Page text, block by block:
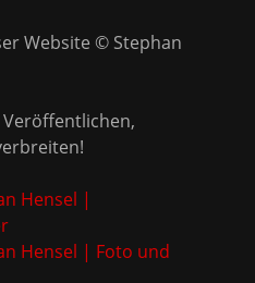
Website © Stephan
Hensel |
Hensel | Foto und